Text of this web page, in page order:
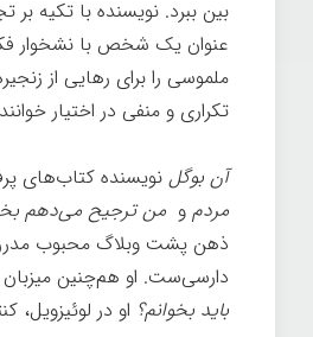
بین ببرد. نویسنده با تکیه
عنوان یک شخص با نشخوار
ملموسی را برای رهایی از
تکراری و منفی در اختیار
آن بوگل نویسنده کتاب‌های
مردم و من ترجیح می‌دهم
ذهن پشت وبلاگ محبوب
دارسی‌ست. او هم‌چنین
باید بخوانم؟ او در